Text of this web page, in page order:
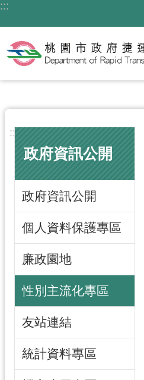
跳到主要內容區塊
:::
:::
政府資訊公開
政府資訊公開
個人資料保護專區
廉政園地
性別主流化專區
友站連結
統計資料專區